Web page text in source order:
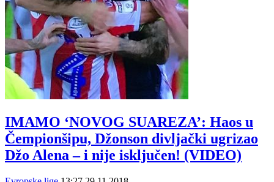
IMAMO ‘NOVOG SUAREZA’: Haos u
Čempionšipu, Džonson divljački ugrizao
Džo Alena – i nije isključen! (VIDEO)